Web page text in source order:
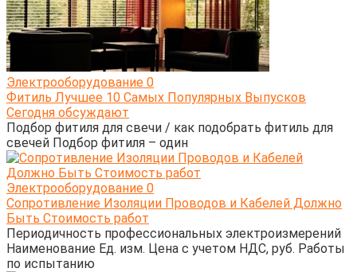
Электрооборудование 0
Фитиль Лучшее 10 Самых Популярных Выпусков
Сегодня обсуждают
Подбор фитиля для свечи / как подобрать фитиль для
свечей Подбор фитиля – один
Электрооборудование 0
Сопротивление Изоляции Проводов и Кабелей Должно
Быть Стоимость работ
Периодичность профессиональных электроизмерений
Наименование Ед. изм. Цена с учетом НДС, руб. Работы
по испытанию